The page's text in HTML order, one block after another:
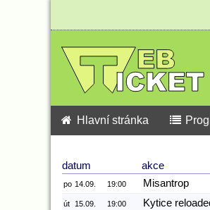
Hlavní stránka
datum akce
po 14.09. 19:00 Misantrop
út 15.09. 19:00 Kytice